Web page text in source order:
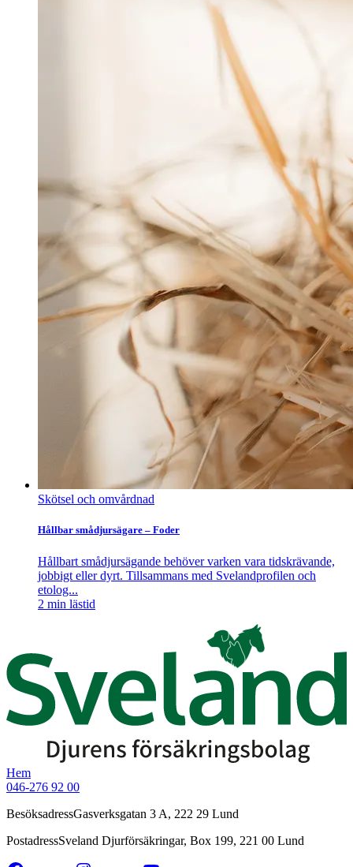
Skötsel och omvårdnad
Hållbar smådjursägare – Foder
Hållbart smådjursägande behöver varken vara tidskrävande,
jobbigt eller dyrt. Tillsammans med Svelandprofilen och
etolog...
2 min lästid
Hem
046-276 92 00
BesöksadressGasverksgatan 3 A, 222 29 Lund
PostadressSveland Djurförsäkringar, Box 199, 221 00 Lund